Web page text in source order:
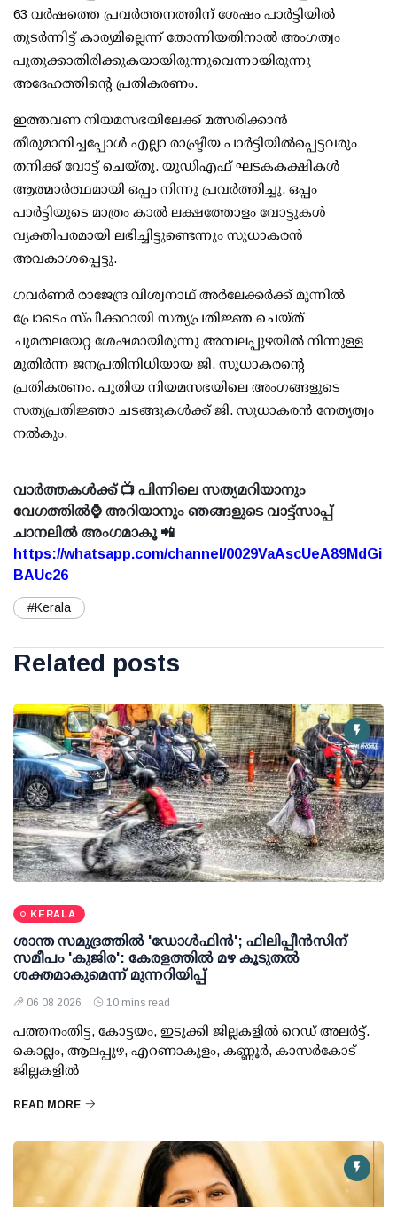
63 വര്‍ഷത്തെ പ്രവര്‍ത്തനത്തിന് ശേഷം പാര്‍ട്ടിയില്‍
തുടര്‍ന്നിട്ട് കാര്യമില്ലെന്ന് തോന്നിയതിനാല്‍ അംഗത്വം
പുതുക്കാതിരിക്കുകയായിരുന്നുവെന്നായിരുന്നു
അദേഹത്തിന്റെ പ്രതികരണം.
ഇത്തവണ നിയമസഭയിലേക്ക് മത്സരിക്കാന്‍
തീരുമാനിച്ചപ്പോള്‍ എല്ലാ രാഷ്ട്രീയ പാര്‍ട്ടിയില്‍പ്പെട്ടവരും
തനിക്ക് വോട്ട് ചെയ്തു. യുഡിഎഫ് ഘടകകക്ഷികള്‍
ആത്മാര്‍ത്ഥമായി ഒപ്പം നിന്നു പ്രവര്‍ത്തിച്ചു. ഒപ്പം
പാര്‍ട്ടിയുടെ മാത്രം കാല്‍ ലക്ഷത്തോളം വോട്ടുകള്‍
വ്യക്തിപരമായി ലഭിച്ചിട്ടുണ്ടെന്നും സുധാകരന്‍
അവകാശപ്പെട്ടു.
ഗവര്‍ണര്‍ രാജേന്ദ്ര വിശ്വനാഥ് അര്‍ലേക്കര്‍ക്ക് മുന്നില്‍
പ്രോടെം സ്പീക്കറായി സത്യപ്രതിജ്ഞ ചെയ്ത്
ചുമതലയേറ്റ ശേഷമായിരുന്നു അമ്പലപ്പുഴയില്‍ നിന്നുള്ള
മുതിര്‍ന്ന ജനപ്രതിനിധിയായ ജി. സുധാകരന്റെ
പ്രതികരണം. പുതിയ നിയമസഭയിലെ അംഗങ്ങളുടെ
സത്യപ്രതിജ്ഞാ ചടങ്ങുകള്‍ക്ക് ജി. സുധാകരന്‍ നേതൃത്വം
നല്‍കും.
വാർത്തകൾക്ക് 📺 പിന്നിലെ സത്യമറിയാനും
വേഗത്തിൽ⌚ അറിയാനും ഞങ്ങളുടെ വാട്ട്സാപ്പ്
ചാനലിൽ അംഗമാകൂ 📲
https://whatsapp.com/channel/0029VaAscUeA89MdGi
BAUc26
#Kerala
Related posts
KERALA
ശാന്ത സമുദ്രത്തില്‍ 'ഡോള്‍ഫിന്‍'; ഫിലിപ്പീന്‍സിന്
സമീപം 'കുജിര': കേരളത്തില്‍ മഴ കൂടുതല്‍
ശക്തമാകുമെന്ന് മുന്നറിയിപ്പ്
06 08 2026 10 mins read
പത്തനംതിട്ട, കോട്ടയം, ഇടുക്കി ജില്ലകളില്‍ റെഡ് അലര്‍ട്ട്.
കൊല്ലം, ആലപ്പുഴ, എറണാകുളം, കണ്ണൂര്‍, കാസര്‍കോട്
ജില്ലകളില്‍
READ MORE